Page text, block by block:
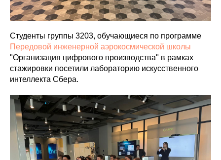
Студенты группы 3203, обучающиеся по программе
Передовой инженерной аэрокосмической школы
"Организация цифрового производства" в рамках
стажировки посетили лабораторию искусственного
интеллекта Сбера.